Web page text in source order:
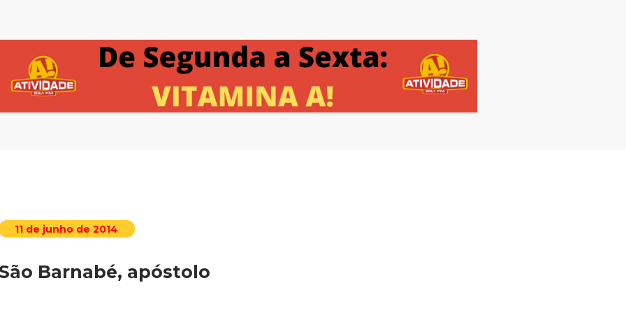
11 de junho de 2014
Barnabé, apóstolo